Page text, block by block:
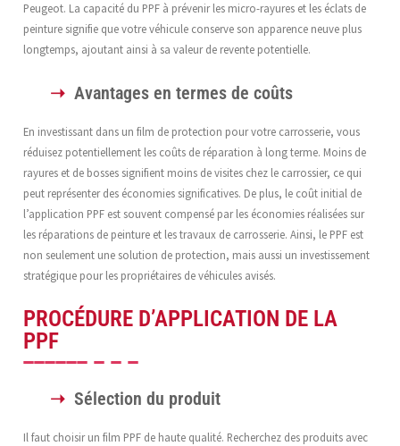
Peugeot. La capacité du PPF à prévenir les micro-rayures et les éclats de
peinture signifie que votre véhicule conserve son apparence neuve plus
longtemps, ajoutant ainsi à sa valeur de revente potentielle.
Avantages en termes de coûts
En investissant dans un film de protection pour votre carrosserie, vous
réduisez potentiellement les coûts de réparation à long terme. Moins de
rayures et de bosses signifient moins de visites chez le carrossier, ce qui
peut représenter des économies significatives. De plus, le coût initial de
l’application PPF est souvent compensé par les économies réalisées sur
les réparations de peinture et les travaux de carrosserie. Ainsi, le PPF est
non seulement une solution de protection, mais aussi un investissement
stratégique pour les propriétaires de véhicules avisés.
PROCÉDURE D’APPLICATION DE LA
PPF
Sélection du produit
Il faut choisir un film PPF de haute qualité. Recherchez des produits avec